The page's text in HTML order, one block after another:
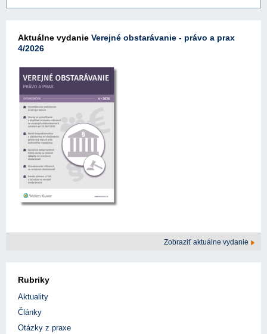
Aktuálne vydanie Verejné obstarávanie - právo a prax
4/2026
Zobraziť aktuálne vydanie
Rubriky
Aktuality
Články
Otázky z praxe